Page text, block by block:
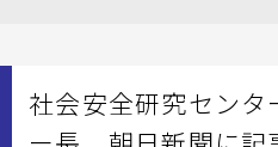
社会安全研究センタ